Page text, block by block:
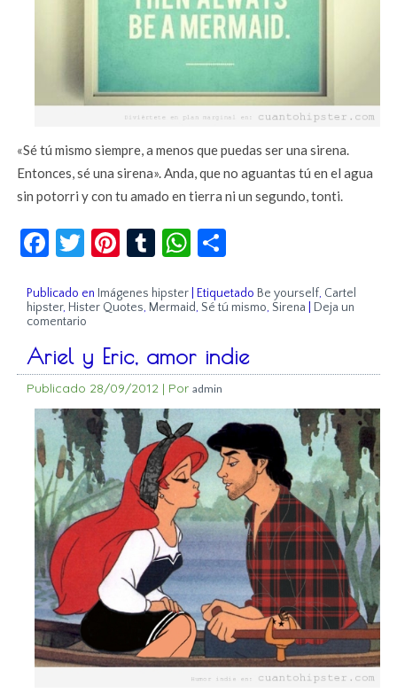
«Sé tú mismo siempre, a menos que puedas ser una sirena.
Entonces, sé una sirena». Anda, que no aguantas tú en el agua
sin potorri y con tu amado en tierra ni un segundo, tonti.
Facebook
Twitter
Pinterest
TumblrWhatsApp
Publicado en Imágenes hipster Etiquetado Be yourself, Cartel
hipster, Hister Quotes, Mermaid, Sé tú mismo, Sirena
Deja un
comentario
Ariel y Eric, amor indie
Publicado 28/09/2012 | Por admin